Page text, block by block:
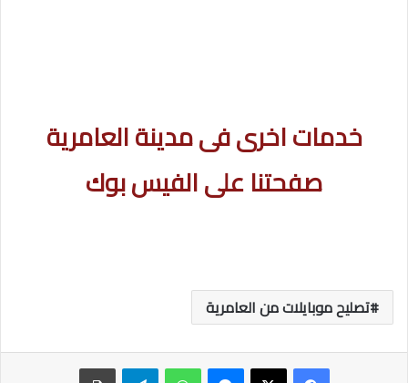
خدمات اخرى فى مدينة العامرية
صفحتنا على الفيس بوك
تصليح موبايلات من العامرية
ماسنجر واتساب تيلقرام طباعة